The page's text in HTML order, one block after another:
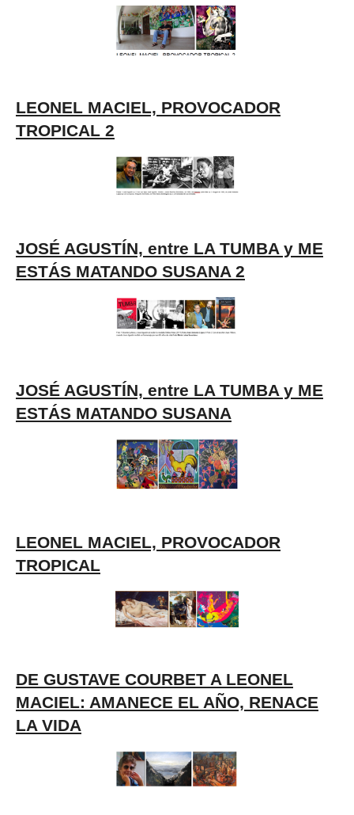
LEONEL MACIEL, PROVOCADOR
TROPICAL 2
JOSÉ AGUSTÍN, entre LA TUMBA y ME
ESTÁS MATANDO SUSANA 2
JOSÉ AGUSTÍN, entre LA TUMBA y ME
ESTÁS MATANDO SUSANA
LEONEL MACIEL, PROVOCADOR
TROPICAL
DE GUSTAVE COURBET A LEONEL
MACIEL: AMANECE EL AÑO, RENACE
LA VIDA